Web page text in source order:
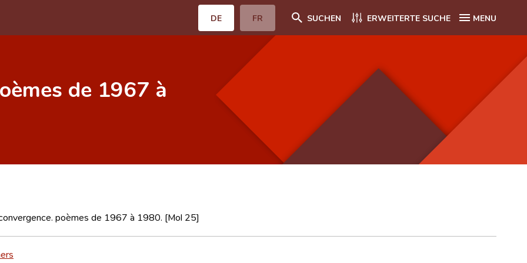
DE FR SUCHEN ERWEITERTE SUCHE MENU
de 1967 à
poèmes de 1967 à 1980. [Mol 25]